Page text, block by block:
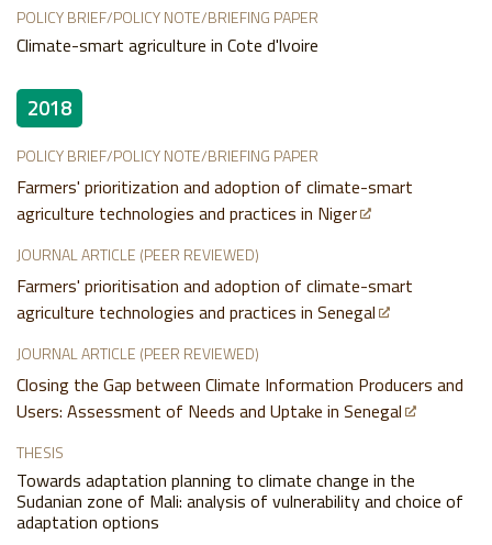
POLICY BRIEF/POLICY NOTE/BRIEFING PAPER
Climate-smart agriculture in Cote d'lvoire
2018
POLICY BRIEF/POLICY NOTE/BRIEFING PAPER
Farmers' prioritization and adoption of climate-smart
agriculture technologies and practices in Niger
JOURNAL ARTICLE (PEER REVIEWED)
Farmers' prioritisation and adoption of climate-smart
agriculture technologies and practices in Senegal
JOURNAL ARTICLE (PEER REVIEWED)
Closing the Gap between Climate Information Producers and
Users: Assessment of Needs and Uptake in Senegal
THESIS
Towards adaptation planning to climate change in the
Sudanian zone of Mali: analysis of vulnerability and choice of
adaptation options